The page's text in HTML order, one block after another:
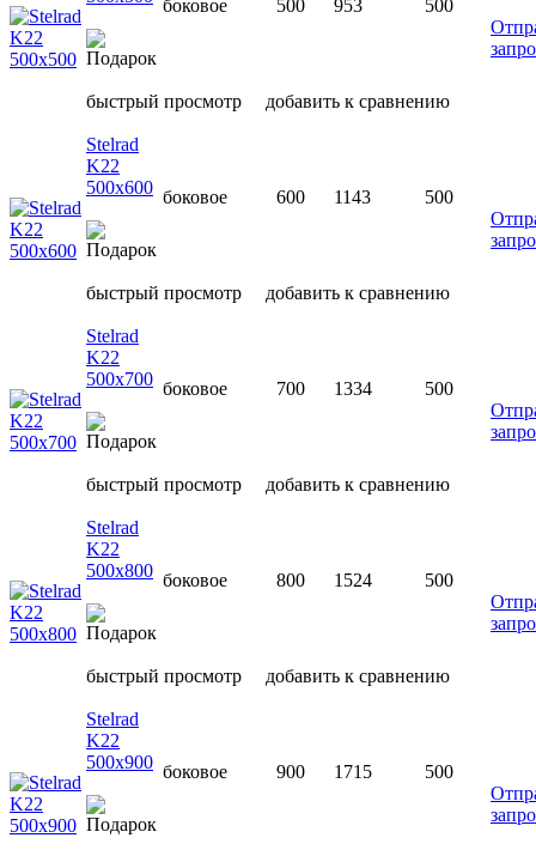
боковое 500 953
500
быстрый просмотр добавить к сравнению
Stelrad
K22
500х600 боковое 600 1143
500
быстрый просмотр добавить к сравнению
Stelrad
K22
500х700 боковое 700 1334
500
быстрый просмотр добавить к сравнению
Stelrad
K22
500х800 боковое 800 1524
500
быстрый просмотр добавить к сравнению
Stelrad
K22
500х900 боковое 900 1715
500